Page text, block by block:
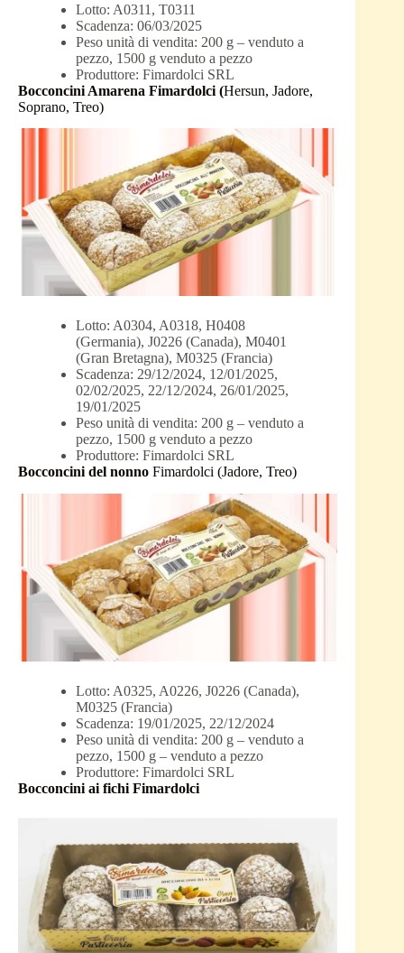
Lotto: A0311, T0311
Scadenza: 06/03/2025
Peso unità di vendita: 200 g – venduto a
pezzo, 1500 g venduto a pezzo
Produttore: Fimardolci SRL
Bocconcini Amarena Fimardolci (Hersun, Jadore,
Soprano, Treo)
Lotto: A0304, A0318, H0408
(Germania), J0226 (Canada), M0401
(Gran Bretagna), M0325 (Francia)
Scadenza: 29/12/2024, 12/01/2025,
02/02/2025, 22/12/2024, 26/01/2025,
19/01/2025
Peso unità di vendita: 200 g – venduto a
pezzo, 1500 g venduto a pezzo
Produttore: Fimardolci SRL
Bocconcini del nonno Fimardolci (Jadore, Treo)
Lotto: A0325, A0226, J0226 (Canada),
M0325 (Francia)
Scadenza: 19/01/2025, 22/12/2024
Peso unità di vendita: 200 g – venduto a
pezzo, 1500 g – venduto a pezzo
Produttore: Fimardolci SRL
Bocconcini ai fichi Fimardolci